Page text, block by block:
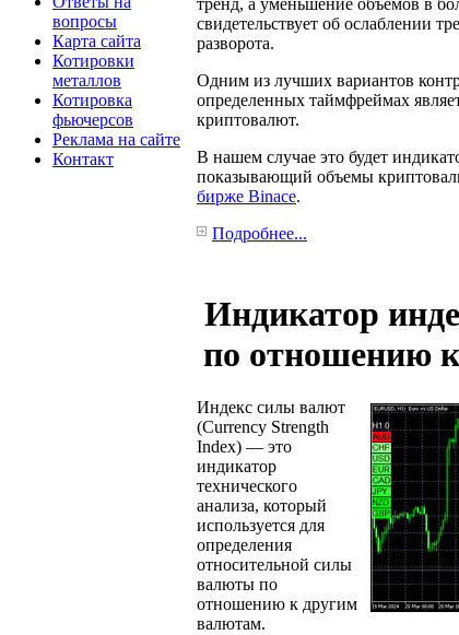
вопросы
Карта сайта
Котировки
металлов
Котировка
фьючерсов
Реклама на сайте
Контакт
тренд, а уменьшение объемов в
свидетельствует об ослаблении
разворота.
Одним из лучших вариантов
определенных таймфреймах
криптовалют.
В нашем случае это будет
показывающий объемы
бирже Binace.
Подробнее...
Индикатор
по отношению
Индекс силы валют
(Currency Strength
Index) — это
индикатор
технического
анализа, который
используется для
определения
относительной силы
валюты по
отношению к другим
валютам.